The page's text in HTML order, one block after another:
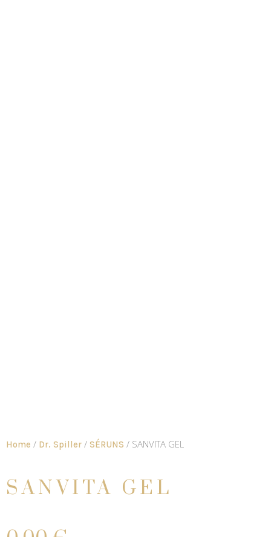
Home / Dr. Spiller / SÉRUNS / SANVITA GEL
SANVITA GEL